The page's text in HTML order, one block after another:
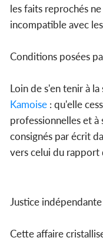
les faits reprochés
incompatible avec
Conditions posées
Loin de s'en tenir à
Kamoise : qu'elle
professionnelles et à
consignés par écrit
vers celui du rapport
Justice
Cette affaire